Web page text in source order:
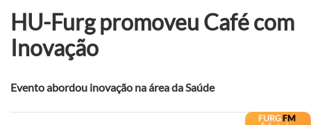
HU-Furg promoveu Café com
Inovação
Evento abordou inovação na área da Saúde